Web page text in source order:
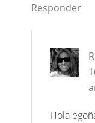
Responder
Hola